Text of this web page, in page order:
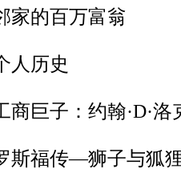
家的百万富翁
人历史
巨子：约翰·D·洛
斯福传—狮子与狐